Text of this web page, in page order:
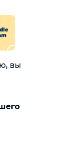
вы